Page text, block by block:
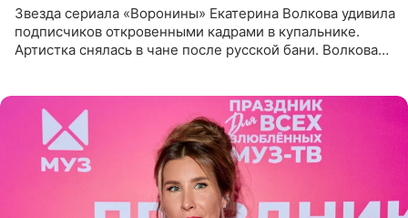
Звезда сериала «Воронины» Екатерина Волкова удивила
подписчиков откровенными кадрами в купальнике.
Артистка снялась в чане после русской бани. Волкова